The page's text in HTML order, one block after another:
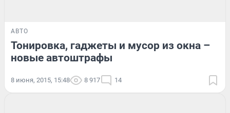
АВТО
Тонировка, гаджеты и мусор из окна –
новые автоштрафы
8 июня, 2015, 15:48 8 917 14